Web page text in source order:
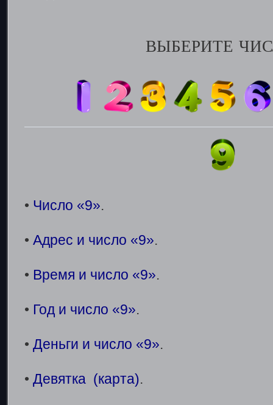
ВЫБЕРИТЕ
• Число «9».
• Адрес и число «9».
• Время и число «9».
• Год и число «9».
• Деньги и число «9».
• Девятка (карта).